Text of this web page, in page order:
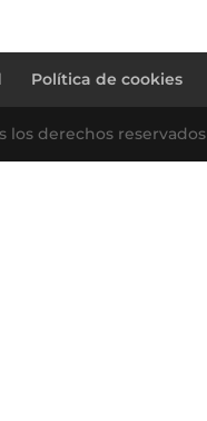
Política de cookies
los derechos reservados